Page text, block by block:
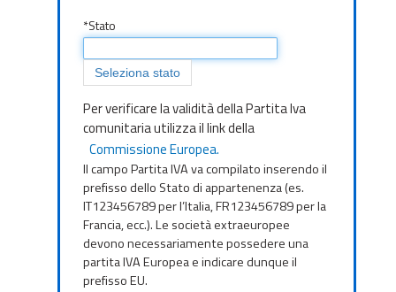
*Stato
Seleziona stato
Per verificare la validità della Partita Iva
comunitaria utilizza il link della
Commissione Europea.
Il campo Partita IVA va compilato inserendo il
prefisso dello Stato di appartenenza (es.
IT123456789 per l’Italia, FR123456789 per la
Francia, ecc.). Le società extraeuropee
devono necessariamente possedere una
partita IVA Europea e indicare dunque il
prefisso EU.